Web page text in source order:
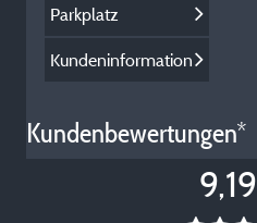
Parkplatz
Kundeninformation
Kundenbewertungen*
9,19